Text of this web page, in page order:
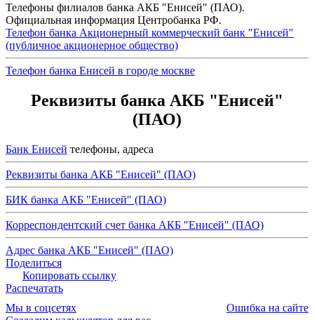
Телефоны филиалов банка АКБ "Енисей" (ПАО).
Официальная информация Центробанка РФ.
Телефон банка Акционерный коммерческий банк "Енисей"
(публичное акционерное общество)
Телефон банка Енисей в городе москве
Реквизиты банка АКБ "Енисей"
(ПАО)
Банк Енисей телефоны, адреса
Реквизиты банка АКБ "Енисей" (ПАО)
БИК банка АКБ "Енисей" (ПАО)
Корреспондентский счет банка АКБ "Енисей" (ПАО)
Адрес банка АКБ "Енисей" (ПАО)
Поделиться
Копировать ссылку
Распечатать
Мы в соцсетях
Ошибка на сайте